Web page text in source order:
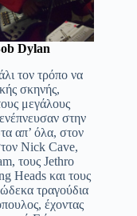
Dylan
τον τρόπο να
σκηνής,
μεγάλους
στην
απ’ όλα, στον
Nick Cave,
τους Jethro
Heads και τους
τραγούδια
έχοντας